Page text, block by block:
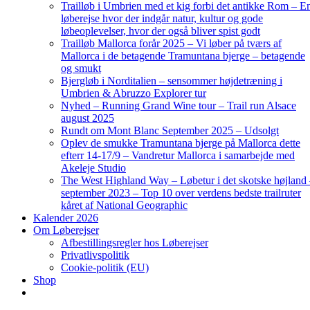
Trailløb i Umbrien med et kig forbi det antikke Rom –
løberejse hvor der indgår natur, kultur og gode
løbeoplevelser, hvor der også bliver spist godt
Trailløb Mallorca forår 2025 – Vi løber på tværs af
Mallorca i de betagende Tramuntana bjerge – betagende
og smukt
Bjergløb i Norditalien – sensommer højdetræning i
Umbrien & Abruzzo Explorer tur
Nyhed – Running Grand Wine tour – Trail run Alsace
august 2025
Rundt om Mont Blanc September 2025 – Udsolgt
Oplev de smukke Tramuntana bjerge på Mallorca dette
efterr 14-17/9 – Vandretur Mallorca i samarbejde med
Akeleje Studio
The West Highland Way – Løbetur i det skotske højland
september 2023 – Top 10 over verdens bedste trailruter
kåret af National Geographic
Kalender 2026
Om Løberejser
Afbestillingsregler hos Løberejser
Privatlivspolitik
Cookie-politik (EU)
Shop